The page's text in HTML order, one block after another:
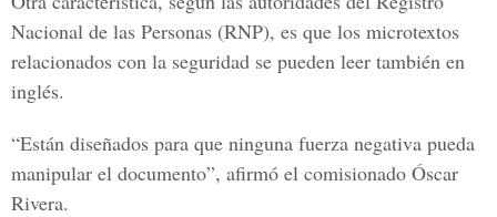
Nacional de las Personas (RNP), es que los microtextos
relacionados con la seguridad se pueden leer también en
inglés.
“Están diseñados para que ninguna fuerza negativa pueda
manipular el documento”, afirmó el comisionado Óscar
Rivera.